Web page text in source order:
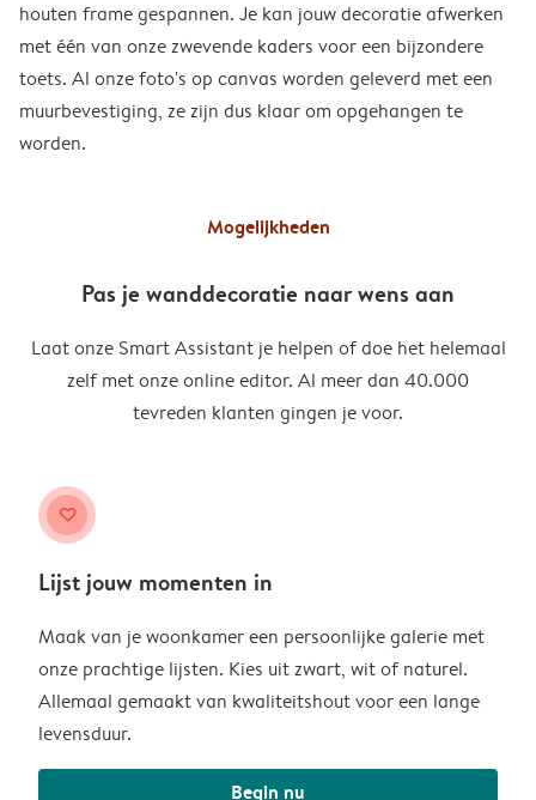
houten frame gespannen. Je kan jouw decoratie afwerken
met één van onze zwevende kaders voor een bijzondere
toets. Al onze foto's op canvas worden geleverd met een
muurbevestiging, ze zijn dus klaar om opgehangen te
worden.
Mogelijkheden
Pas je wanddecoratie naar wens aan
Laat onze Smart Assistant je helpen of doe het helemaal
zelf met onze online editor. Al meer dan 40.000
tevreden klanten gingen je voor.
heart
Lijst jouw momenten in
Maak van je woonkamer een persoonlijke galerie met
onze prachtige lijsten. Kies uit zwart, wit of naturel.
Allemaal gemaakt van kwaliteitshout voor een lange
levensduur.
Begin nu